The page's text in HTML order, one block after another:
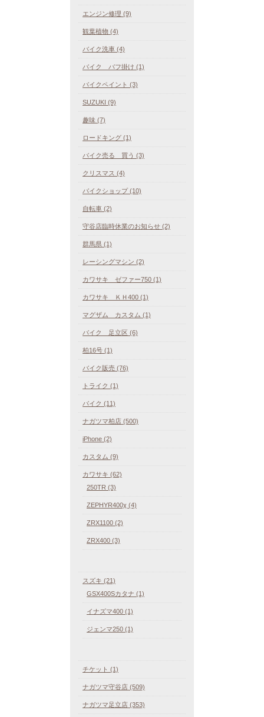
エンジン修理 (9)
観葉植物 (4)
バイク洗車 (4)
バイク バフ掛け (1)
バイクペイント (3)
SUZUKI (9)
趣味 (7)
ロードキング (1)
バイク売る 買う (3)
クリスマス (4)
バイクショップ (10)
自転車 (2)
守谷店臨時休業のお知らせ (2)
群馬県 (1)
レーシングマシン (2)
カワサキ ゼファー750 (1)
カワサキ ＫＨ400 (1)
マグザム カスタム (1)
バイク 足立区 (6)
柏16号 (1)
バイク販売 (76)
トライク (1)
バイク (11)
ナガツマ柏店 (500)
iPhone (2)
カスタム (9)
カワサキ (62)
250TR (3)
ZEPHYR400χ (4)
ZRX1100 (2)
ZRX400 (3)
スズキ (21)
GSX400Sカタナ (1)
イナズマ400 (1)
ジェンマ250 (1)
チケット (1)
ナガツマ守谷店 (509)
ナガツマ足立店 (353)